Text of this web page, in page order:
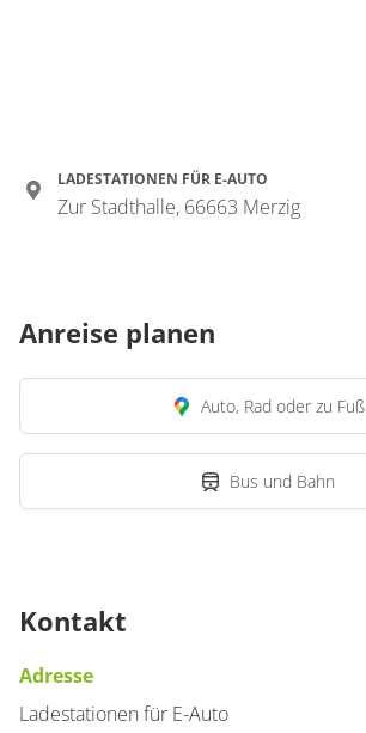
LADESTATIONEN FÜR E-AUTO
Zur Stadthalle, 66663 Merzig
Anreise planen
Auto, Rad oder zu Fuß
Bus und Bahn
Kontakt
Adresse
Ladestationen für E-Auto